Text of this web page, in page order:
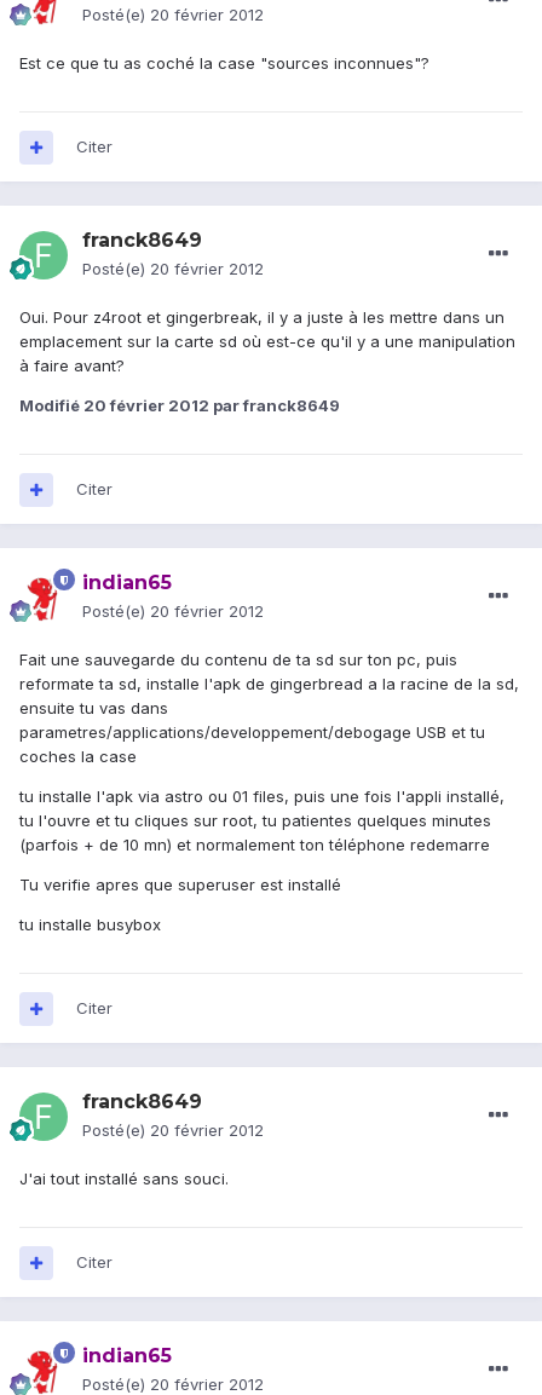
Posté(e) 20 février 2012
Est ce que tu as coché la case "sources inconnues"?
Citer
franck8649
Posté(e) 20 février 2012
Oui. Pour z4root et gingerbreak, il y a juste à les mettre dans un
emplacement sur la carte sd où est-ce qu'il y a une manipulation
à faire avant?
Modifié 20 février 2012 par franck8649
Citer
indian65
Posté(e) 20 février 2012
Fait une sauvegarde du contenu de ta sd sur ton pc, puis
reformate ta sd, installe l'apk de gingerbread a la racine de la sd,
ensuite tu vas dans
parametres/applications/developpement/debogage USB et tu
coches la case
tu installe l'apk via astro ou 01 files, puis une fois l'appli installé,
tu l'ouvre et tu cliques sur root, tu patientes quelques minutes
(parfois + de 10 mn) et normalement ton téléphone redemarre
Tu verifie apres que superuser est installé
tu installe busybox
Citer
franck8649
Posté(e) 20 février 2012
J'ai tout installé sans souci.
Citer
indian65
Posté(e) 20 février 2012